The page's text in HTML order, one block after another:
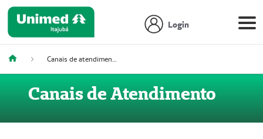
Login
Canais de atendimento
Canais de Atendimento